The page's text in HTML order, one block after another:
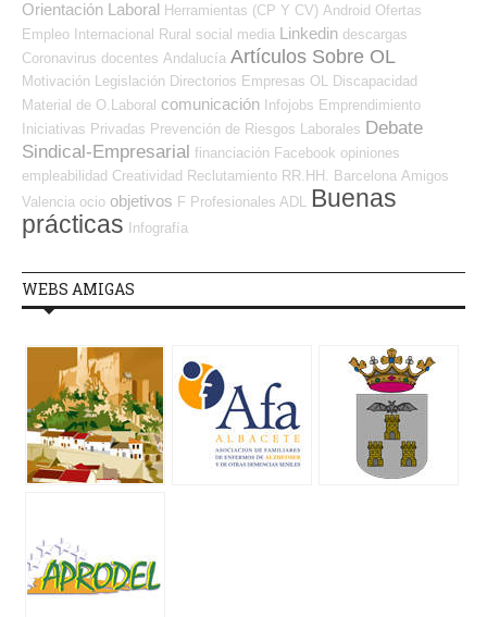
Orientación Laboral Herramientas (CP Y CV) Android Ofertas
Empleo Internacional Rural social media Linkedin descargas
Coronavirus docentes Andalucía Artículos Sobre OL
Motivación Legislación Directorios Empresas OL Discapacidad
Material de O.Laboral comunicación Infojobs Emprendimiento
Iniciativas Privadas Prevención de Riesgos Laborales Debate
Sindical-Empresarial financiación Facebook opiniones
empleabilidad Creatividad Reclutamiento RR.HH. Barcelona Amigos
Valencia ocio objetivos F Profesionales ADL Buenas
prácticas
Infografía
WEBS AMIGAS